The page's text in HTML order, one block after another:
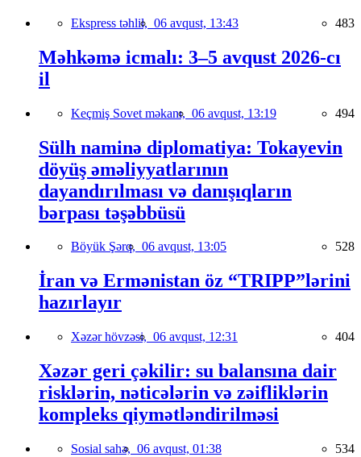
Ekspress təhlil, 06 avqust, 13:43 483
Məhkəmə icmalı: 3–5 avqust 2026-cı
il
Keçmiş Sovet məkanı, 06 avqust, 13:19 494
Sülh naminə diplomatiya: Tokayevin
döyüş əməliyyatlarının
dayandırılması və danışıqların
bərpası təşəbbüsü
Böyük Şərq, 06 avqust, 13:05 528
İran və Ermənistan öz “TRIPP”lərini
hazırlayır
Xəzər hövzəsi, 06 avqust, 12:31 404
Xəzər geri çəkilir: su balansına dair
risklərin, nəticələrin və zəifliklərin
kompleks qiymətləndirilməsi
Sosial sahə, 06 avqust, 01:38 534